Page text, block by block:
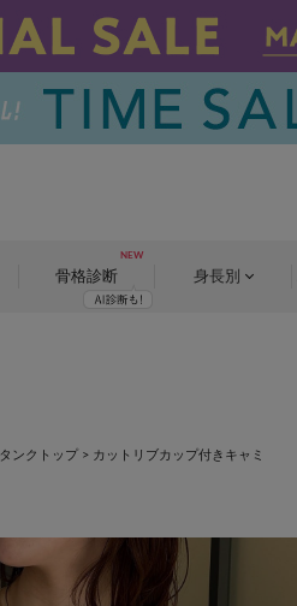
骨格診断 身長別
タンクトップ > カットリブカップ付きキャミ